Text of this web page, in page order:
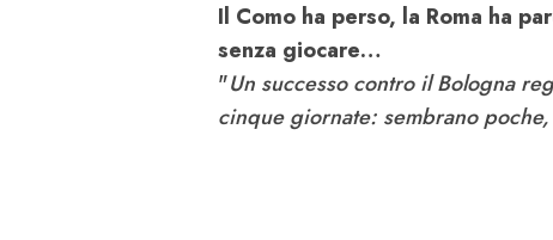
Il Como ha perso, la Roma ha
senza giocare…
"Un successo contro il Bologna
cinque giornate: sembrano